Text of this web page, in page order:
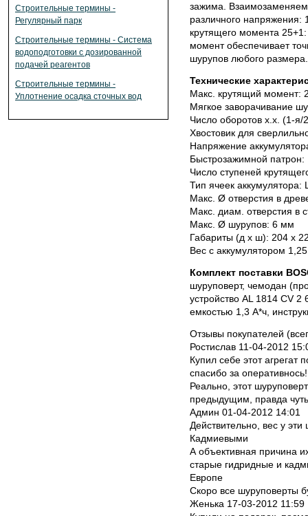
Строительные термины -
Регулярный парк
Строительные термины - Система
водоподготовки с дозированной
подачей реагентов
Строительные термины -
Уплотнение осадка сточных вод
зажима.
различного напряжения:
крутящего момента
момент обеспечивает
шурупов любого размера.
Технические
Макс. крутящий момент:
Мягкое заворачивание
Число оборотов х.х. (1-
Хвостовик для
Напряжение
Быстрозажимной
Число ступеней
Тип ячеек аккумулятора:
Макс. Ø отверстия в
Макс. диам. отверстия в
Макс. Ø шурупов: 6 мм
Габариты (д х ш): 204 х
Вес с аккумулятором 1,25
Комплект поставки
шуруповерт, чемодан
устройство AL 1814 CV
емкостью 1,3 А*ч,
Отзывы покупателей
Ростислав 11-04-2012
Купил себе этот агрегат
спасибо за оперативнось!
Реально, этот
предыдущим, правда
Админ 01-04-2012 14:01
Действительно, вес у
Кадмиевыми
А объективная причина
старые гидридные и
Европе
Скоро все шуруповерты
Женька 17-03-2012 11:59